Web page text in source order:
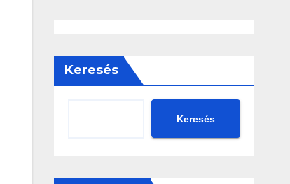
Keresés
Keresés